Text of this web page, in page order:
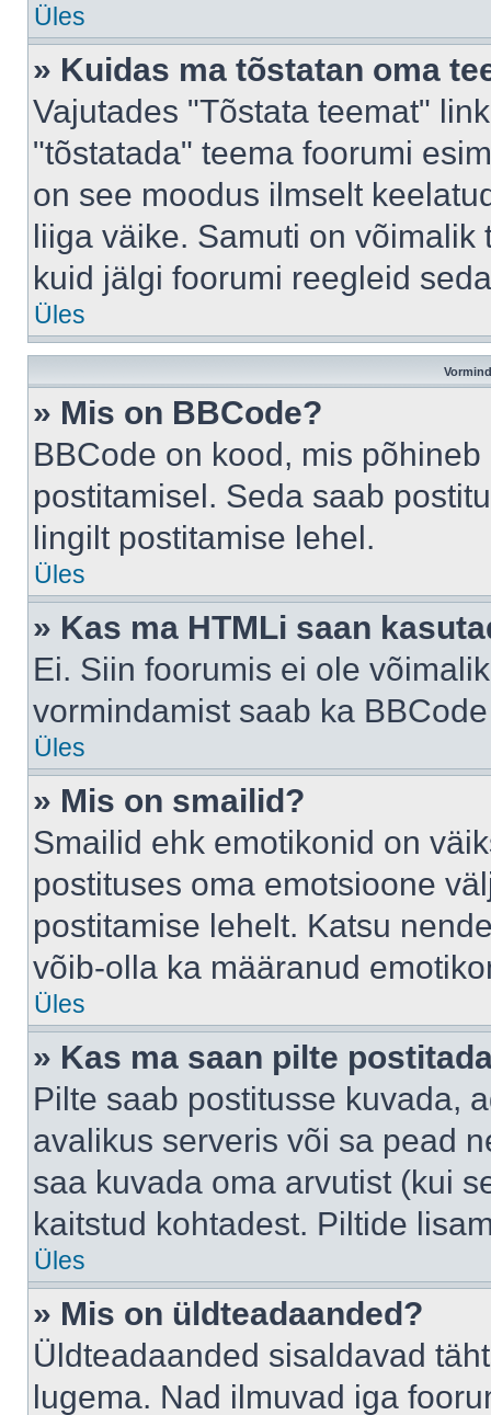
Üles
» Kuidas ma tõstatan oma
Vajutades "Tõstata teemat"
"tõstatada" teema foorumi
on see moodus ilmselt
liiga väike. Samuti on
kuid jälgi foorumi reegleid
Üles
» Mis on BBCode?
BBCode on kood, mis
postitamisel. Seda saab
lingilt postitamise lehel.
Üles
» Kas ma HTMLi saan
Ei. Siin foorumis ei ole
vormindamist saab ka
Üles
» Mis on smailid?
Smailid ehk emotikonid on
postituses oma emotsioone
postitamise lehelt. Katsu
võib-olla ka määranud
Üles
» Kas ma saan pilte
Pilte saab postitusse kuvada,
avalikus serveris või sa pead
saa kuvada oma arvutist (kui
kaitstud kohtadest. Piltide
Üles
» Mis on üldteadaanded?
Üldteadaanded sisaldavad
lugema. Nad ilmuvad iga